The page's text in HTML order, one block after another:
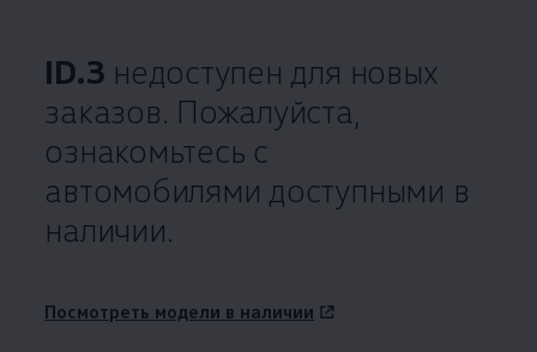
ID.3 недоступен для новых
заказов. Пожалуйста,
ознакомьтесь с
автомобилями доступными в
наличии.
Посмотреть модели в наличии